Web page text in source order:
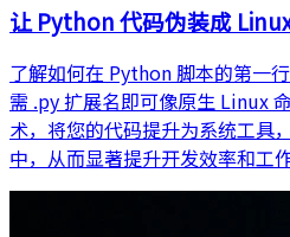
让 Python 代码伪装成
了解如何在 Python 脚本的第一
需 .py 扩展名即可像原生 Linux
术，将您的代码提升为系统工具
中，从而显著提升开发效率和工